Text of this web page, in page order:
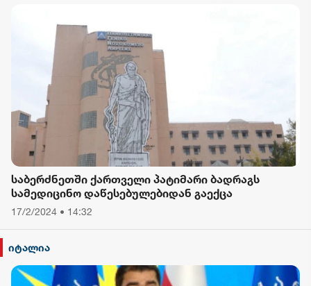
საბერძნეთში ქართველი პატიმარი ბადრაგს
სამედიცინო დაწესებულებიდან გაექცა
17/2/2024 • 14:32
იტალია